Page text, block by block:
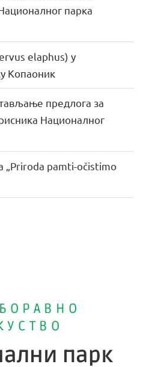
парка
elaphus) у
Копаоник
предлога за
Националног
„Priroda pamti-očistimo
парк